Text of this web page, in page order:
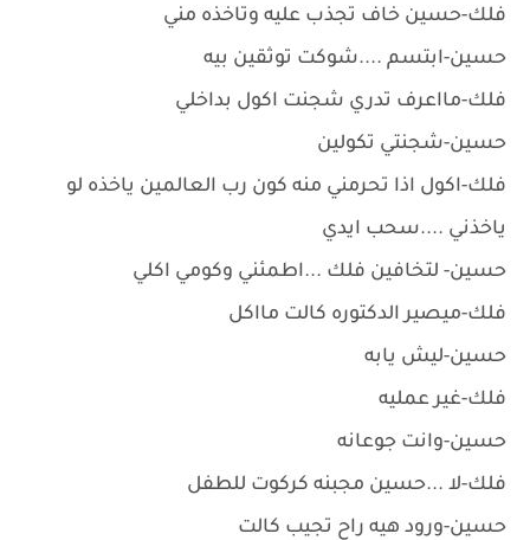
فلك-حسين خاف تجذب عليه وتاخذه مني
حسين-ابتسم ....شوكت توثقين بيه
فلك-مااعرف تدري شجنت اكول بداخلي
حسين-شجنتي تكولين
فلك-اكول اذا تحرمني منه كون رب العالمين ياخذه لو
ياخذني ....سحب ايدي
حسين- لتخافين فلك ...اطمئني وكومي اكلي
فلك-ميصير الدكتوره كالت مااكل
حسين-ليش يابه
فلك-غير عمليه
حسين-وانت جوعانه
فلك-لا ...حسين مجبنه كركوت للطفل
حسين-ورود هيه راح تجيب كالت